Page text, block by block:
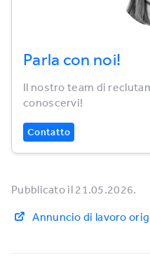
Parla con noi!
Il nostro team di
conoscervi!
Contatto
Pubblicato il 21.05.2026.
Annuncio di lavoro